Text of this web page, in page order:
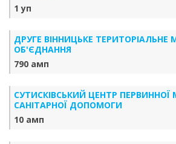
1 уп
ДРУГЕ ВІННИЦЬКЕ ТЕРИТОРІАЛЬНЕ
ОБ'ЄДНАННЯ
790 амп
СУТИСКІВСЬКИЙ ЦЕНТР
САНІТАРНОЇ ДОПОМОГИ
10 амп